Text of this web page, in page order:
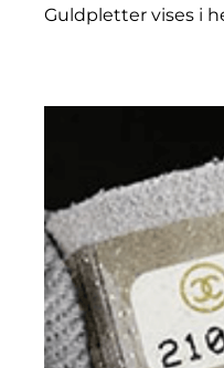
Guldpletter vises i